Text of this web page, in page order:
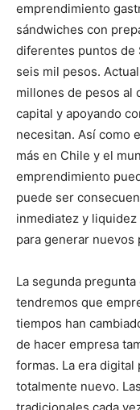
emprendimiento
sándwiches con
diferentes puntos de
seis mil pesos.
millones de pesos al
capital y apoyando
necesitan. Así como
más en Chile y el
emprendimiento
puede ser
inmediatez y
para generar nuevos
La segunda
tendremos que
tiempos han
de hacer empresa
formas. La era
totalmente nuevo.